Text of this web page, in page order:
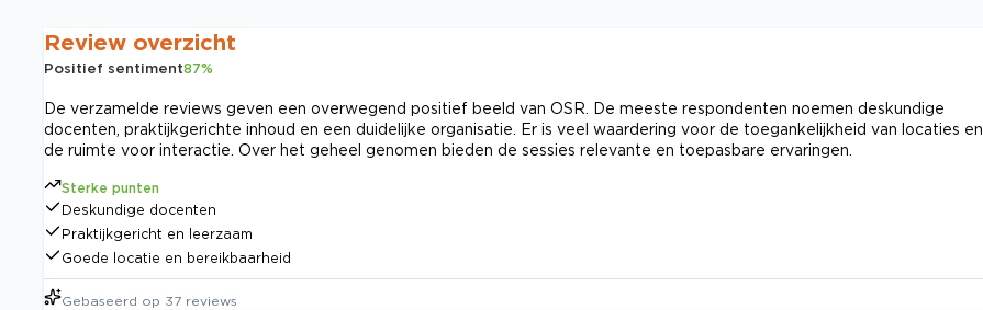
Review overzicht
Positief sentiment87%
De verzamelde reviews geven een overwegend positief beeld van OSR. De meeste respondenten noemen deskundige
docenten, praktijkgerichte inhoud en een duidelijke organisatie. Er is veel waardering voor de toegankelijkheid van locaties en
de ruimte voor interactie. Over het geheel genomen bieden de sessies relevante en toepasbare ervaringen.
Sterke punten
Deskundige docenten
Praktijkgericht en leerzaam
Goede locatie en bereikbaarheid
Gebaseerd op 37 reviews